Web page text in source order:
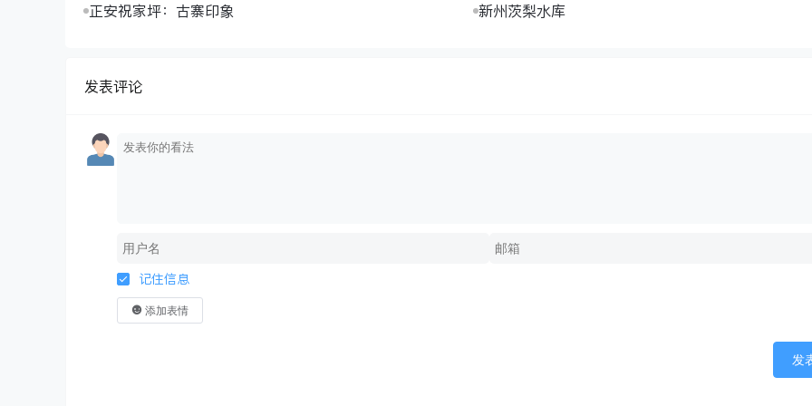
正安祝家坪：古寨印象 新州茨梨水库
发表评论
记住信息
添加表情
发